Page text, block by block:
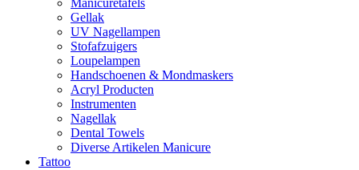
Manicuretafels
Gellak
UV Nagellampen
Stofafzuigers
Loupelampen
Handschoenen & Mondmaskers
Acryl Producten
Instrumenten
Nagellak
Dental Towels
Diverse Artikelen Manicure
Tattoo